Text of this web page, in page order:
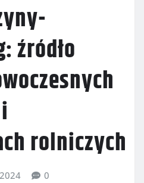
źródło
rolniczych
0